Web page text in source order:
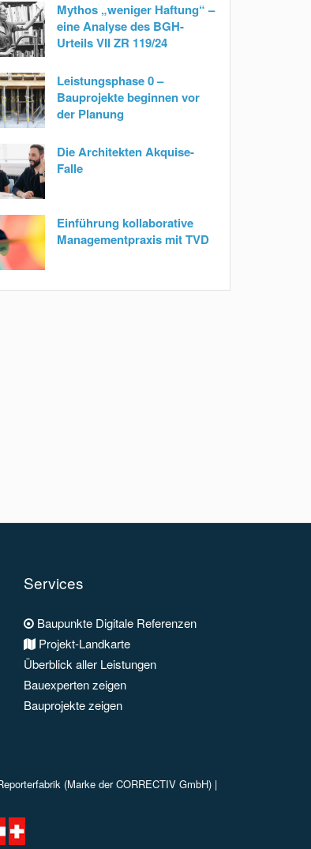
Mythos „weniger Haftung“ –
eine Analyse des BGH-
Urteils VII ZR 119/24
Leistungsphase 0 –
Bauprojekte beginnen vor
der Planung
Die Architekten Akquise-
Falle
Einführung kollaborative
Managementpraxis mit TVD
Services
Baupunkte Digitale Referenzen
Projekt-Landkarte
Überblick aller Leistungen
Bauexperten zeigen
Bauprojekte zeigen
(Marke der CORRECTIV GmbH) |